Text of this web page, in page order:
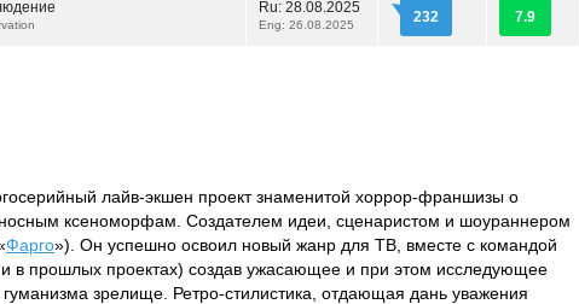
Ru: 28.08.2025
Eng: 26.08.2025 232 7.9
лайв-экшен проект знаменитой хоррор-франшизы о
ксеноморфам. Создателем идеи, сценаристом и шоураннером
Фарго»). Он успешно освоил новый жанр для ТВ, вместе с командой
и в прошлых проектах) создав ужасающее и при этом исследующее
зрелище. Ретро-стилистика, отдающая дань уважения